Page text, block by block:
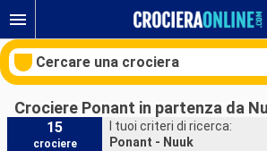
Cercare una crociera
Crociere Ponant in partenza da
15
crociere
I tuoi criteri di ricerca:
Ponant - Nuuk